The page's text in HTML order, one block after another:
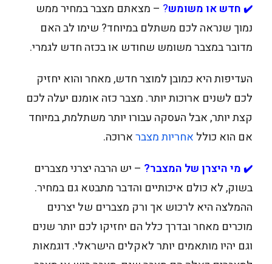
✔️ חדש או משומש? – מצאתם מצבר במחיר ממש
נמוך שנראה לכם משתלם במיוחד? שימו לב האם
מדובר במצבר משומש שחודש או בכזה חדש לגמרי.
העדיפות היא כמובן למוצר חדש, מאחר והוא יחזיק
לכם לשנים ארוכות יותר. מצבר כזה אומנם יעלה לכם
קצת יותר, אבל העסקה עבורו יותר משתלמת, במיוחד
אם הוא כולל אחריות מצברארוכה.
✔️ מי היצרן של המצבר? – יש הרבה יצרני מצברים
בשוק, לא כולם איכותיים והדבר מתבטא גם במחיר.
ההמלצה היא לרכוש אך ורק מצברים של יצרנים
מוכרים מאחר ובדרך כלל הם יחזיקו לכם יותר שנים
וגם יהיו מותאמים יותר לאקלים הישראלי. דוגמאות